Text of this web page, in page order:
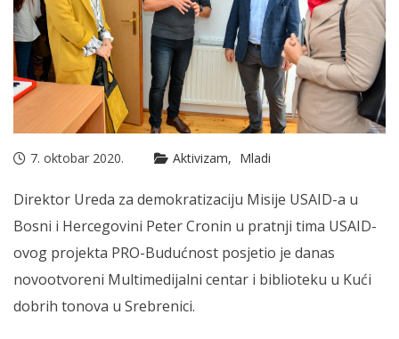
7. oktobar 2020. Aktivizam Mladi
Direktor Ureda za demokratizaciju Misije USAID-a u
Bosni i Hercegovini Peter Cronin u pratnji tima USAID-
ovog projekta PRO-Budućnost posjetio je danas
novootvoreni Multimedijalni centar i biblioteku u Kući
dobrih tonova u Srebrenici.